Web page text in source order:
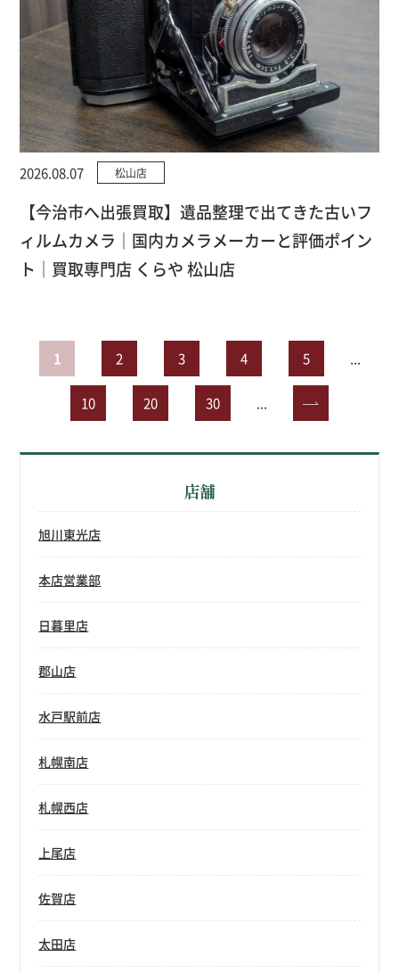
2026.08.07 松山店
【今治市へ出張買取】遺品整理で出てきた古いフ
ィルムカメラ｜国内カメラメーカーと評価ポイン
ト｜買取専門店 くらや 松山店
1 2 3 4 5 ...
10 20 30 ... »
店舗
旭川東光店
本店営業部
日暮里店
郡山店
水戸駅前店
札幌南店
札幌西店
上尾店
佐賀店
太田店